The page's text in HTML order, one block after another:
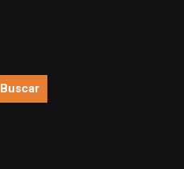
Buscar